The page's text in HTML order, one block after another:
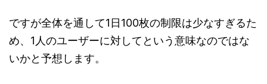
ですが全体を通して1日100枚の制限は少なすぎるた
め、1人のユーザーに対してという意味なのではな
いかと予想します。